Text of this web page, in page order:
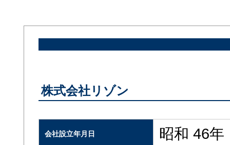
株式会社リゾン
会社設立年月日 昭和 46